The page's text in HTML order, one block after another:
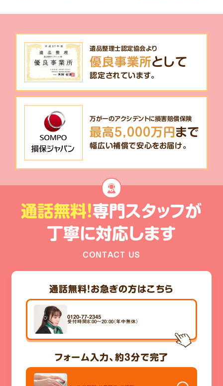
遺品整理士認定協会より
優良事業所として
認定されています。
万が一のアクシデントに損害賠償保険
最高5,000万円まで
幅広い補償で安心をお届け。
通話無料!専門スタッフが
丁寧に対応します
CONTACT US
通話無料！お急ぎの方はこちら
0120-77-2345
受付時間8：00～20：00（年中無休）
フォーム入力、 約3分で完了